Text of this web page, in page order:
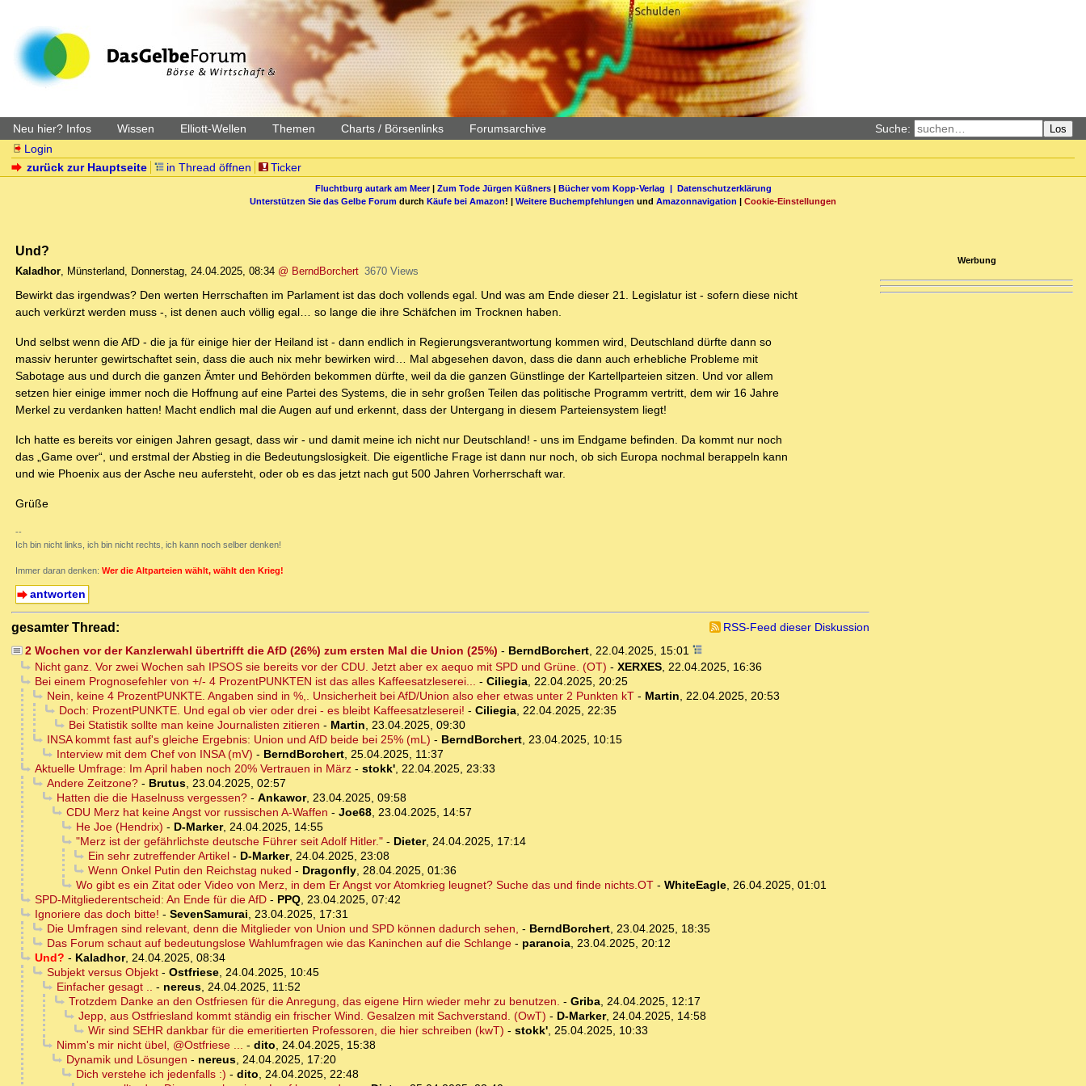
Neu hier? Infos Wissen Elliott-Wellen Themen Charts / Börsenlinks Forumsarchive Suche: Los
Login
zurück zur Hauptseite
in Thread öffnen Ticker
Fluchtburg autark am Meer| Zum Tode Jürgen Küßners| Bücher vom Kopp-Verlag | Datenschutzerklärung
Unterstützen Sie das Gelbe Forum durch Käufe bei Amazon! | Weitere Buchempfehlungen und Amazonnavigation | Cookie-Einstellungen
Und?
Kaladhor, Münsterland, Donnerstag, 24.04.2025, 08:34 @ BerndBorchert 3670 Views
Bewirkt das irgendwas? Den werten Herrschaften im Parlament ist das doch vollends egal. Und was am Ende dieser 21. Legislatur ist - sofern diese nicht
auch verkürzt werden muss -, ist denen auch völlig egal… so lange die ihre Schäfchen im Trocknen haben.
Und selbst wenn die AfD - die ja für einige hier der Heiland ist - dann endlich in Regierungsverantwortung kommen wird, Deutschland dürfte dann so
massiv herunter gewirtschaftet sein, dass die auch nix mehr bewirken wird… Mal abgesehen davon, dass die dann auch erhebliche Probleme mit
Sabotage aus und durch die ganzen Ämter und Behörden bekommen dürfte, weil da die ganzen Günstlinge der Kartellparteien sitzen. Und vor allem
setzen hier einige immer noch die Hoffnung auf eine Partei des Systems, die in sehr großen Teilen das politische Programm vertritt, dem wir 16 Jahre
Merkel zu verdanken hatten! Macht endlich mal die Augen auf und erkennt, dass der Untergang in diesem Parteiensystem liegt!
Ich hatte es bereits vor einigen Jahren gesagt, dass wir - und damit meine ich nicht nur Deutschland! - uns im Endgame befinden. Da kommt nur noch
das „Game over“, und erstmal der Abstieg in die Bedeutungslosigkeit. Die eigentliche Frage ist dann nur noch, ob sich Europa nochmal berappeln kann
und wie Phoenix aus der Asche neu aufersteht, oder ob es das jetzt nach gut 500 Jahren Vorherrschaft war.
Grüße
--
Ich bin nicht links, ich bin nicht rechts, ich kann noch selber denken!
Immer daran denken: Wer die Altparteien wählt, wählt den Krieg!
antworten
gesamter Thread:
RSS-Feed dieser Diskussion
2 Wochen vor der Kanzlerwahl übertrifft die AfD (26%) zum ersten Mal die Union (25%) - BerndBorchert, 22.04.2025, 15:01
Nicht ganz. Vor zwei Wochen sah IPSOS sie bereits vor der CDU. Jetzt aber ex aequo mit SPD und Grüne. (OT) - XERXES, 22.04.2025, 16:36
Bei einem Prognosefehler von +/- 4 ProzentPUNKTEN ist das alles Kaffeesatzleserei... - Ciliegia, 22.04.2025, 20:25
Nein, keine 4 ProzentPUNKTE. Angaben sind in %,. Unsicherheit bei AfD/Union also eher etwas unter 2 Punkten kT- Martin, 22.04.2025, 20:53
Doch: ProzentPUNKTE. Und egal ob vier oder drei - es bleibt Kaffeesatzleserei! - Ciliegia, 22.04.2025, 22:35
Bei Statistik sollte man keine Journalisten zitieren - Martin, 23.04.2025, 09:30
INSA kommt fast auf's gleiche Ergebnis: Union und AfD beide bei 25% (mL) - BerndBorchert, 23.04.2025, 10:15
Interview mit dem Chef von INSA (mV) - BerndBorchert, 25.04.2025, 11:37
Aktuelle Umfrage: Im April haben noch 20% Vertrauen in März- stokk', 22.04.2025, 23:33
Andere Zeitzone?- Brutus, 23.04.2025, 02:57
Hatten die die Haselnuss vergessen?- Ankawor, 23.04.2025, 09:58
CDU Merz hat keine Angst vor russischen A-Waffen - Joe68, 23.04.2025, 14:57
He Joe (Hendrix) - D-Marker, 24.04.2025, 14:55
"Merz ist der gefährlichste deutsche Führer seit Adolf Hitler."- Dieter, 24.04.2025, 17:14
Ein sehr zutreffender Artikel- D-Marker, 24.04.2025, 23:08
Wenn Onkel Putin den Reichstag nuked - Dragonfly, 28.04.2025, 01:36
Wo gibt es ein Zitat oder Video von Merz, in dem Er Angst vor Atomkrieg leugnet? Suche das und finde nichts.OT- WhiteEagle, 26.04.2025, 01:01
SPD-Mitgliederentscheid: An Ende für die AfD- PPQ, 23.04.2025, 07:42
Ignoriere das doch bitte! - SevenSamurai, 23.04.2025, 17:31
Die Umfragen sind relevant, denn die Mitglieder von Union und SPD können dadurch sehen, - BerndBorchert, 23.04.2025, 18:35
Das Forum schaut auf bedeutungslose Wahlumfragen wie das Kaninchen auf die Schlange- paranoia, 23.04.2025, 20:12
Und? - Kaladhor, 24.04.2025, 08:34
Subjekt versus Objekt- Ostfriese, 24.04.2025, 10:45
Einfacher gesagt .. - nereus, 24.04.2025, 11:52
Trotzdem Danke an den Ostfriesen für die Anregung, das eigene Hirn wieder mehr zu benutzen. - Griba, 24.04.2025, 12:17
Jepp, aus Ostfriesland kommt ständig ein frischer Wind. Gesalzen mit Sachverstand. (OwT) - D-Marker, 24.04.2025, 14:58
Wir sind SEHR dankbar für die emeritierten Professoren, die hier schreiben (kwT) - stokk', 25.04.2025, 10:33
Nimm's mir nicht übel, @Ostfriese ... - dito, 24.04.2025, 15:38
Dynamik und Lösungen - nereus, 24.04.2025, 17:20
Dich verstehe ich jedenfalls :) - dito, 24.04.2025, 22:48
Werbung